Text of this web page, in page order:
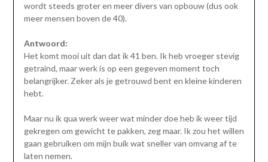
wordt steeds groter en meer divers van opbouw (dus ook
meer mensen boven de 40).
Antwoord:
Het komt mooi uit dan dat ik 41 ben. Ik heb vroeger stevig
getraind, maar werk is op een gegeven moment toch
belangrijker. Zeker als je getrouwd bent en kleine kinderen
hebt.
Maar nu ik qua werk weer wat minder doe heb ik weer tijd
gekregen om gewicht te pakken, zeg maar. Ik zou het willen
gaan gebruiken om mijn buik wat sneller van omvang af te
laten nemen.